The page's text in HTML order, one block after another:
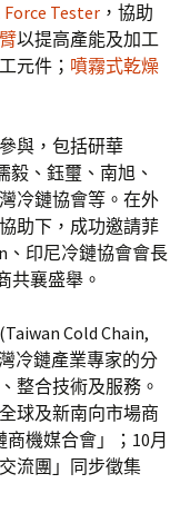
Force Tester ，協助
以提高產能及加工
元件； 噴霧式乾燥
與，包括研華
毅、鈺璽、南旭、
冷鏈協會等。在外
助下，成功邀請菲
、印尼冷鏈協會會長
共襄盛舉。
Cold Chain,
冷鏈產業專家的分
整合技術及服務。
球及新南向市場商
機媒合會」；10月
流團」同步徵集